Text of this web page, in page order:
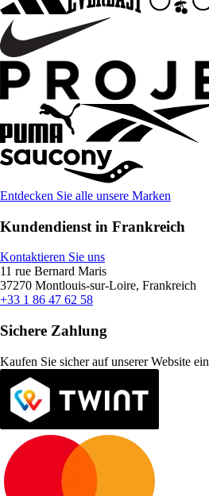
Entdecken Sie alle unsere Marken
Kundendienst in Frankreich
Kontaktieren Sie uns
11 rue Bernard Maris
37270 Montlouis-sur-Loire, Frankreich
+33 1 86 47 62 58
Sichere Zahlung
Kaufen Sie sicher auf unserer Website ein